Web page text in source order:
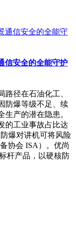
信安全的全能守护
径在石油化工、
防爆等级不足、续
产的潜在隐患。
的工业事故占比达
爆对讲机可将风险
协会 ISA）。优尚
杆产品，以硬核防